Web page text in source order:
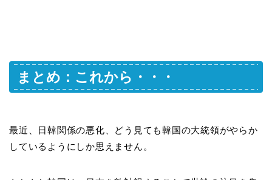
まとめ：これから・・・
最近、日韓関係の悪化、どう見ても韓国の大統領がやらか
しているようにしか思えません。